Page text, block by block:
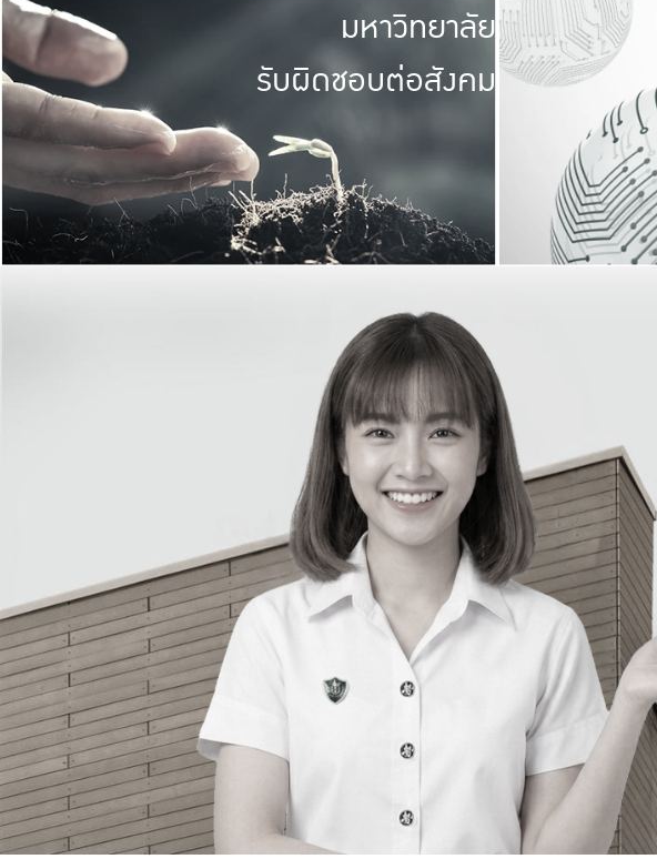
มหาวิทยาลัย
รับผิดชอบต่อสังคม